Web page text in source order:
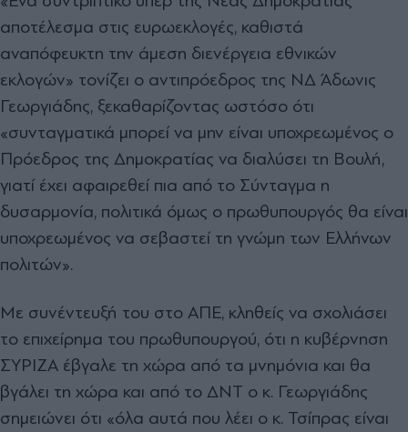
αποτέλεσμα στις ευρωεκλογές, καθιστά
αναπόφευκτη την άμεση διενέργεια εθνικών
εκλογών» τονίζει ο αντιπρόεδρος της ΝΔ Άδωνις
Γεωργιάδης, ξεκαθαρίζοντας ωστόσο ότι
«συνταγματικά μπορεί να μην είναι υποχρεωμένος ο
Πρόεδρος της Δημοκρατίας να διαλύσει τη Βουλή,
γιατί έχει αφαιρεθεί πια από το Σύνταγμα η
δυσαρμονία, πολιτικά όμως ο πρωθυπουργός θα είναι
υποχρεωμένος να σεβαστεί τη γνώμη των Ελλήνων
πολιτών».
Με συνέντευξή του στο ΑΠΕ, κληθείς να σχολιάσει
το επιχείρημα του πρωθυπουργού, ότι η κυβέρνηση
ΣΥΡΙΖΑ έβγαλε τη χώρα από τα μνημόνια και θα
βγάλει τη χώρα και από το ΔΝΤ ο κ. Γεωργιάδης
σημειώνει ότι «όλα αυτά που λέει ο κ. Τσίπρας είναι